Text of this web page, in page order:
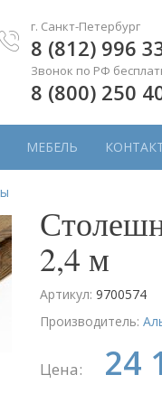
г. Санкт-Петербург
8 (812) 996
Звонок по РФ
8 (800) 250
МЕБЕЛЬ
2,4 м
Артикул:9700574
Производитель:
Цена: 24